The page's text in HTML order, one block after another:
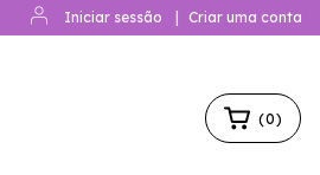
Iniciar sessão Criar uma conta
(0)